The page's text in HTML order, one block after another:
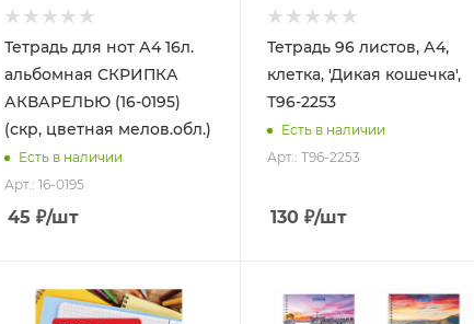
Тетрадь для нот А4 16л.
альбомная СКРИПКА
АКВАРЕЛЬЮ (16-0195)
(скр, цветная мелов.обл.)
Есть в наличии
Арт.: 16-0195
45 ₽/шт
Тетрадь 96 листов, А4,
клетка, 'Дикая кошечка',
Т96-2253
Есть в наличии
Арт.: Т96-2253
130₽/шт